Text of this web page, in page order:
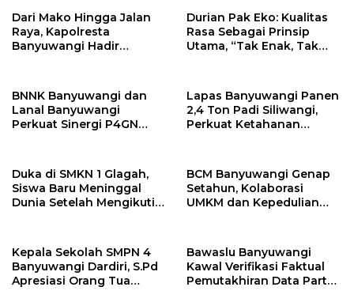
Dari Mako Hingga Jalan
Raya, Kapolresta
Banyuwangi Hadir
Masyarakat
Durian Pak Eko: Kualitas
Rasa Sebagai Prinsip
Utama, “Tak Enak, Tak
BNNK Banyuwangi dan
Lanal Banyuwangi
Perkuat Sinergi P4GN
Lapas Banyuwangi Panen
2,4 Ton Padi Siliwangi,
Perkuat Ketahanan
Duka di SMKN 1 Glagah,
Siswa Baru Meninggal
Dunia Setelah Mengikuti
BCM Banyuwangi Genap
Setahun, Kolaborasi
UMKM dan Kepedulian
Kepala Sekolah SMPN 4
Banyuwangi Dardiri, S.Pd
Apresiasi Orang Tua
Bawaslu Banyuwangi
Kawal Verifikasi Faktual
Pemutakhiran Data Partai